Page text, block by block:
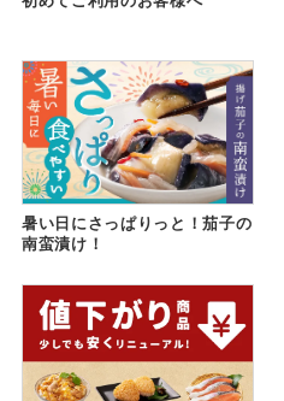
暑い日にさっぱりっと！茄子の
南蛮漬け！